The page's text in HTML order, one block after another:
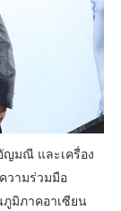
มณี และเครื่อง
วามร่วมมือ
มิภาคอาเซียน